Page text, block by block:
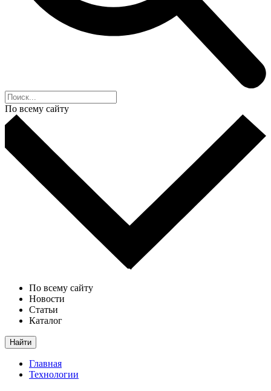
По всему сайту
По всему сайту
Новости
Статьи
Каталог
Найти
Главная
Технологии